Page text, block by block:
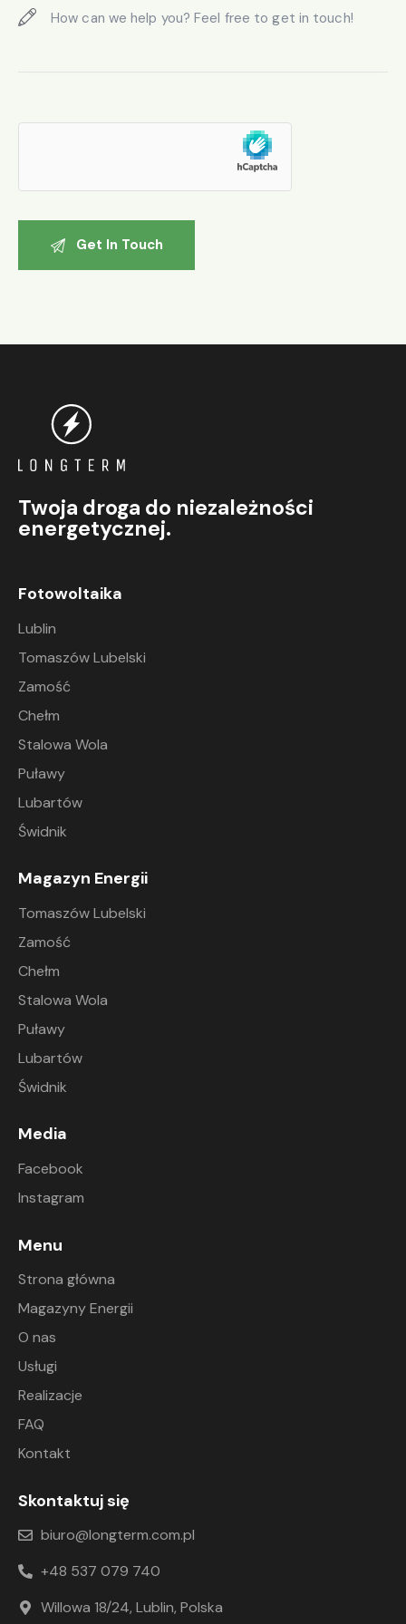
Twoja droga do niezależności
energetycznej.
Fotowoltaika
Lublin
Tomaszów Lubelski
Zamość
Chełm
Stalowa Wola
Puławy
Lubartów
Świdnik
Magazyn Energii
Tomaszów Lubelski
Zamość
Chełm
Stalowa Wola
Puławy
Lubartów
Świdnik
Media
Facebook
Instagram
Menu
Strona główna
Magazyny Energii
O nas
Usługi
Realizacje
FAQ
Kontakt
Skontaktuj się
biuro@longterm.com.pl
+48 537 079 740
Willowa 18/24, Lublin, Polska